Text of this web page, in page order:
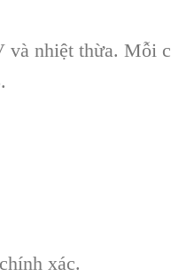
và nhiệt thừa. Mỗi
xác.